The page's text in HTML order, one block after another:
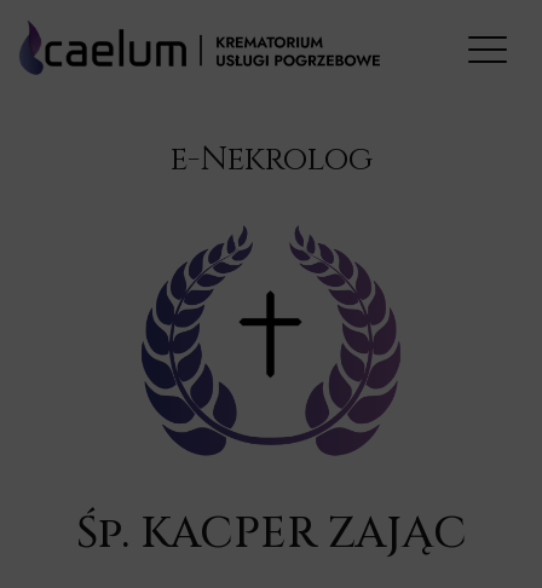
e-Nekrolog
Śp. KACPER ZAJĄC